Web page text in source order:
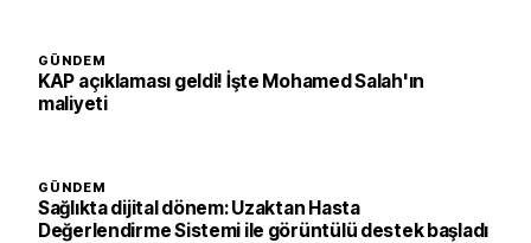
GÜNDEM
KAP açıklaması geldi! İşte Mohamed Salah'ın
maliyeti
GÜNDEM
Sağlıkta dijital dönem: Uzaktan Hasta
Değerlendirme Sistemi ile görüntülü destek başladı